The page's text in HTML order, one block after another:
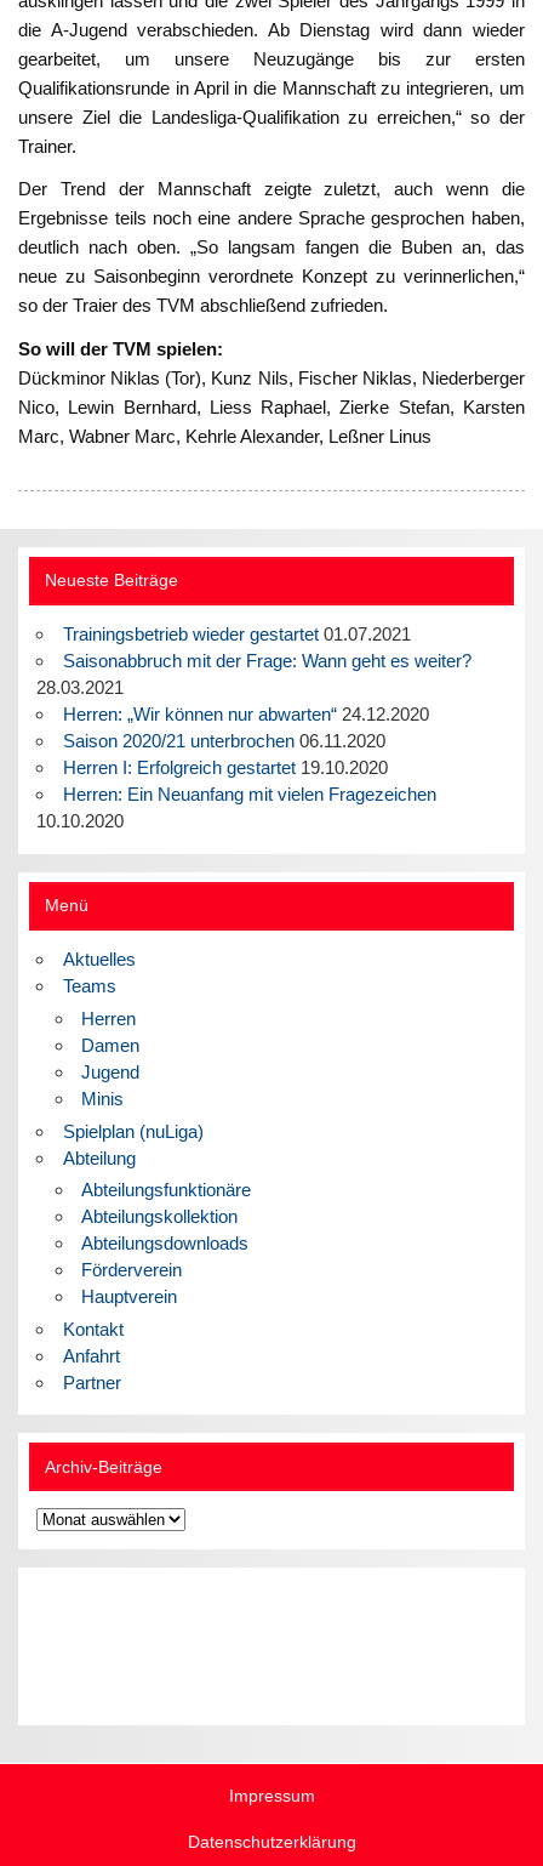
die A-Jugend verabschieden. Ab Dienstag wird dann wieder
gearbeitet, um unsere Neuzugänge bis zur ersten
Qualifikationsrunde in April in die Mannschaft zu integrieren, um
unsere Ziel die Landesliga-Qualifikation zu erreichen,“ so der
Trainer.
Der Trend der Mannschaft zeigte zuletzt, auch wenn die
Ergebnisse teils noch eine andere Sprache gesprochen haben,
deutlich nach oben. „So langsam fangen die Buben an, das
neue zu Saisonbeginn verordnete Konzept zu verinnerlichen,“
so der Traier des TVM abschließend zufrieden.
So will der TVM spielen:
Dückminor Niklas (Tor), Kunz Nils, Fischer Niklas, Niederberger
Nico, Lewin Bernhard, Liess Raphael, Zierke Stefan, Karsten
Marc, Wabner Marc, Kehrle Alexander, Leßner Linus
Neueste Beiträge
Trainingsbetrieb wieder gestartet 01.07.2021
Saisonabbruch mit der Frage: Wann geht es weiter?
28.03.2021
Herren: „Wir können nur abwarten“ 24.12.2020
Saison 2020/21 unterbrochen 06.11.2020
Herren I: Erfolgreich gestartet 19.10.2020
Herren: Ein Neuanfang mit vielen Fragezeichen
10.10.2020
Menü
Aktuelles
Teams
Herren
Damen
Jugend
Minis
Spielplan (nuLiga)
Abteilung
Abteilungsfunktionäre
Abteilungskollektion
Abteilungsdownloads
Förderverein
Hauptverein
Kontakt
Anfahrt
Partner
Archiv-Beiträge
Archiv-
Beiträge
Impressum
Datenschutzerklärung